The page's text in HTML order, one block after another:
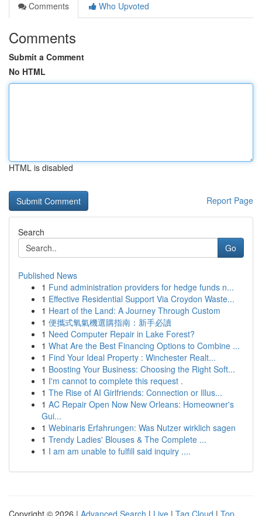
Comments
Who Upvoted
Comments
Submit a Comment
No HTML
HTML is disabled
Report Page
Search
Go
Published News
1 Fund administration providers for hedge funds n...
1 Effective Residential Support Via Croydon Waste...
1 Heart of the Land: A Journey Through Custom
1 便攜式氧氣機選購指南：新手必讀
1 Need Computer Repair in Lake Forest?
1 What Are the Best Financing Options to Combine ...
1 Find Your Ideal Property : Winchester Realt...
1 Boosting Your Business: Choosing the Right Soft...
1 I'm cannot to complete this request .
1 The Rise of AI Girlfriends: Connection or Illus...
1 AC Repair Open Now New Orleans: Homeowner's
Gui...
1 Webinaris Erfahrungen: Was Nutzer wirklich sagen
1 Trendy Ladies' Blouses & The Complete ...
1 I am am unable to fulfill said inquiry ....
Copyright © 2026 | Advanced Search | Live | Tag Cloud | Top